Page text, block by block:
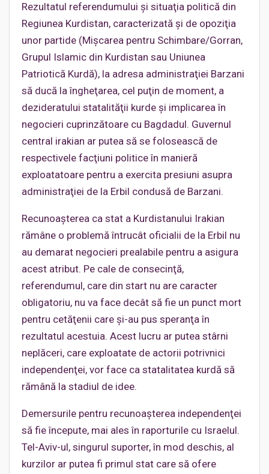
Rezultatul referendumului şi situaţia politică din
Regiunea Kurdistan, caracterizată şi de opoziţia
unor partide (Mişcarea pentru Schimbare/Gorran,
Grupul Islamic din Kurdistan sau Uniunea
Patriotică Kurdă), la adresa administraţiei Barzani
să ducă la îngheţarea, cel puţin de moment, a
dezideratului statalităţii kurde şi implicarea în
negocieri cuprinzătoare cu Bagdadul. Guvernul
central irakian ar putea să se folosească de
respectivele facţiuni politice în manieră
exploatatoare pentru a exercita presiuni asupra
administraţiei de la Erbil condusă de Barzani.
Recunoaşterea ca stat a Kurdistanului Irakian
rămâne o problemă întrucât oficialii de la Erbil nu
au demarat negocieri prealabile pentru a asigura
acest atribut. Pe cale de consecinţă,
referendumul, care din start nu are caracter
obligatoriu, nu va face decât să fie un punct mort
pentru cetăţenii care şi-au pus speranţa în
rezultatul acestuia. Acest lucru ar putea stârni
neplăceri, care exploatate de actorii potrivnici
independenţei, vor face ca statalitatea kurdă să
rămână la stadiul de idee.
Demersurile pentru recunoaşterea independenţei
să fie începute, mai ales în raporturile cu Israelul.
Tel-Aviv-ul, singurul suporter, în mod deschis, al
kurzilor ar putea fi primul stat care să ofere